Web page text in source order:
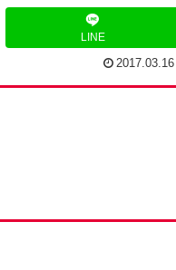
LINE
2017.03.16